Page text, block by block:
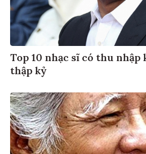
Top 10 nhạc sĩ có thu nhập
thập kỷ